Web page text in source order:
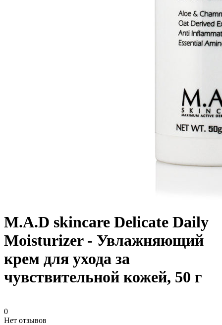
M.A.D skincare Delicate Daily
Moisturizer - Увлажняющий
крем для ухода за
чувствительной кожей, 50 г
0
Нет отзывов